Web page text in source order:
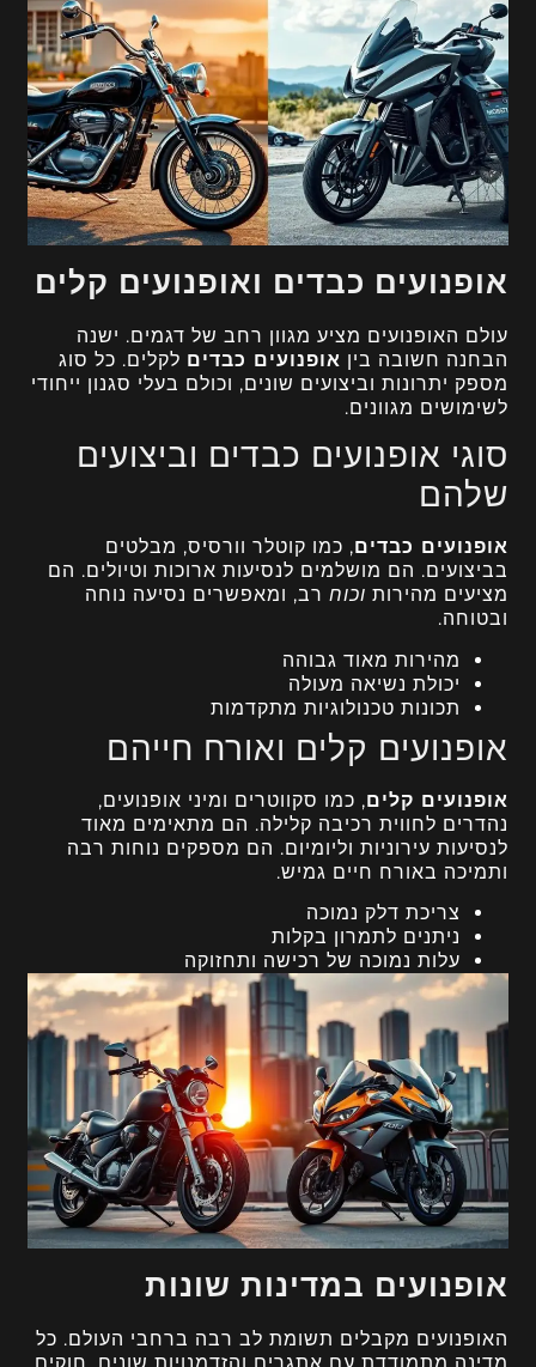
אופנועים כבדים ואופנועים קלים
עולם האופנועים מציע מגוון רחב של דגמים. ישנה
הבחנה חשובה בין אופנועים כבדים לקלים. כל סוג
מספק יתרונות וביצועים שונים, וכולם בעלי סגנון ייחודי
לשימושים מגוונים.
סוגי אופנועים כבדים וביצועים
שלהם
אופנועים כבדים, כמו קוטלר וורסיס, מבלטים
בביצועים. הם מושלמים לנסיעות ארוכות וטיולים. הם
מציעים מהירות וכוח רב, ומאפשרים נסיעה נוחה
ובטוחה.
מהירות מאוד גבוהה
יכולת נשיאה מעולה
תכונות טכנולוגיות מתקדמות
אופנועים קלים ואורח חייהם
אופנועים קלים, כמו סקווטרים ומיני אופנועים,
נהדרים לחווית רכיבה קלילה. הם מתאימים מאוד
לנסיעות עירוניות וליומיום. הם מספקים נוחות רבה
ותמיכה באורח חיים גמיש.
צריכת דלק נמוכה
ניתנים לתמרון בקלות
עלות נמוכה של רכישה ותחזוקה
אופנועים במדינות שונות
האופנועים מקבלים תשומת לב רבה ברחבי העולם. כל